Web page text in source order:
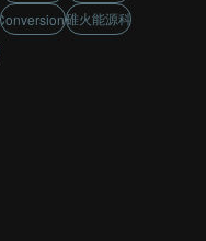
水碓火能源科技